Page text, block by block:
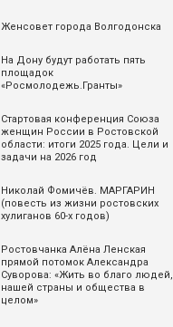
Женсовет города Волгодонска
На Дону будут работать пять
площадок
«Росмолодежь.Гранты»
Стартовая конференция Союза
женщин России в Ростовской
области: итоги 2025 года. Цели и
задачи на 2026 год
Николай Фомичёв. МАРГАРИН
(повесть из жизни ростовских
хулиганов 60-х годов)
Ростовчанка Алёна Ленская
прямой потомок Александра
Суворова: «Жить во благо людей,
нашей страны и общества в
целом»